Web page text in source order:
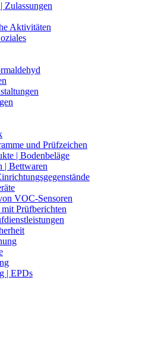
Zulassungen
Aktivitäten
und Prüfzeichen
| Bodenbeläge
| Bettwaren
VOC-Sensoren
Prüfberichten
| EPDs